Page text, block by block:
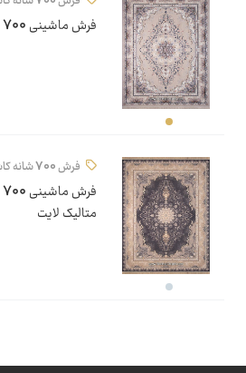
فرش ماشینی 700 شانه کاشان طرح آماندا بژ
فرش 700 شانه کاشان
متالیک لایت